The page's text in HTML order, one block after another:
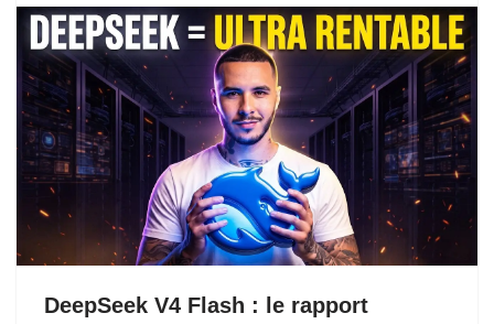
DeepSeek V4 Flash : le rapport